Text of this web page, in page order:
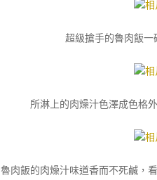
超級搶手的魯肉飯一
所淋上的肉燥汁色澤成色格
魯肉飯的肉燥汁味道香而不死鹹，